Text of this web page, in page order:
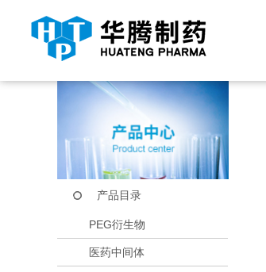
当前位置： 首页 产品中心
产品目录
PEG衍生物
医药中间体